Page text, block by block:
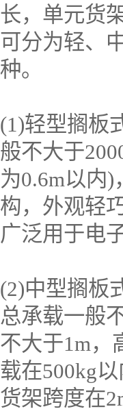
长，单元货
可分为轻、
种。
(1)轻型搁板
般不大于
为0.6m以内
构，外观轻
广泛用于电
(2)中型搁板
总承载一般
不大于1m，
载在500kg
货架跨度在